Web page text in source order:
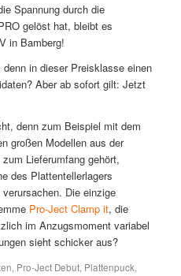
Spannung durch die
gelöst hat, bleibt es
in Bamberg!
in dieser Preisklasse einen
Aber ab sofort gilt: Jetzt
denn zum Beispiel mit dem
großen Modellen aus der
Lieferumfang gehört,
des Plattentellerlagers
Die einzige
Pro-Ject Clamp it, die
im Anzugsmoment variabel
sieht schicker aus?
, Pro-Ject Debut, Plattenpuck,